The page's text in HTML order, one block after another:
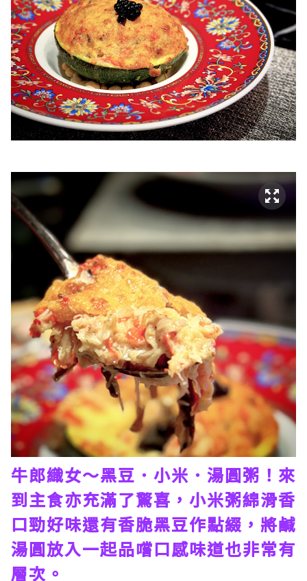
牛郎織女～黑豆．小米．湯圓粥！來
到主食亦充滿了驚喜，小米粥綿滑香
口勁好味還有香脆黑豆作點綴，將鹹
湯圓放入一起品嚐口感味道也非常有
層次。